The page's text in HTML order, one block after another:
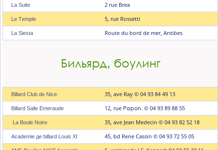
La Suite 2 rue Brea
Le Тemple 5, rue Rossetti
La Siesta Route du bord de mer, Antibes
Бильярд, боулинг
Billard Club de Nice 35, ave Ray © 04 93 84 49 13
Billard Salle Emeraude 12, rue Рароn. © 04 93 89 88 55
La Boule Noire 35, ave Jean Medecin © 04 93 82 52 18
Academie де billard Louis XI 45, bd Rene Cassin © 04 93 72 55 05